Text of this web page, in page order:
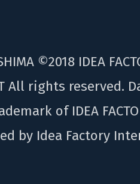
©2018 IDEA
All rights reserved.
of IDEA
by Idea Factory